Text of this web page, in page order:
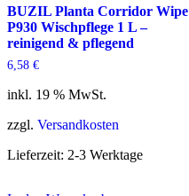
BUZIL Planta Corridor Wipe
P930 Wischpflege 1 L –
reinigend & pflegend
6,58 €
inkl. 19 % MwSt.
zzgl. Versandkosten
Lieferzeit: 2-3 Werktage